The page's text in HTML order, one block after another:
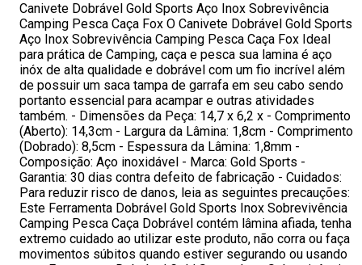
Canivete Dobrável Gold Sports Aço Inox Sobrevivência
Camping Pesca Caça Fox O Canivete Dobrável Gold Sports
Aço Inox Sobrevivência Camping Pesca Caça Fox Ideal
para prática de Camping, caça e pesca sua lamina é aço
inóx de alta qualidade e dobrável com um fio incrível além
de possuir um saca tampa de garrafa em seu cabo sendo
portanto essencial para acampar e outras atividades
também. - Dimensões da Peça: 14,7 x 6,2 x - Comprimento
(Aberto): 14,3cm - Largura da Lâmina: 1,8cm - Comprimento
(Dobrado): 8,5cm - Espessura da Lâmina: 1,8mm -
Composição: Aço inoxidável - Marca: Gold Sports -
Garantia: 30 dias contra defeito de fabricação - Cuidados:
Para reduzir risco de danos, leia as seguintes precauções:
Este Ferramenta Dobrável Gold Sports Inox Sobrevivência
Camping Pesca Caça Dobrável contém lâmina afiada, tenha
extremo cuidado ao utilizar este produto, não corra ou faça
movimentos súbitos quando estiver segurando ou usando